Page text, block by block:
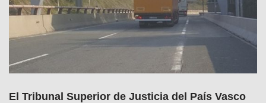
El Tribunal Superior de Justicia del País Vasco